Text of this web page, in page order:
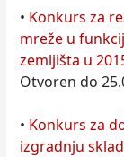
• Konkurs za
mreže u
zemljišta u
Otvoren do
• Konkurs za
izgradnju